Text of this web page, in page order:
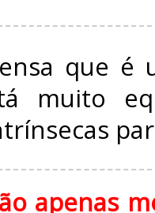
que é
muito
apenas